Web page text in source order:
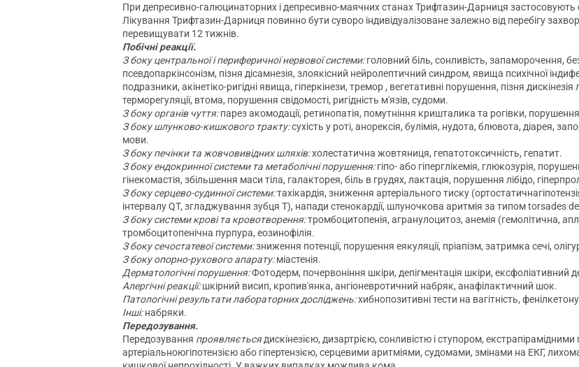
При депресивно-галюцинаторних і депресивно-маячних станах Трифтазин-Дарниця застосовують
Лікування Трифтазин-Дарниця повинно бути суворо індивідуалізоване залежно від перебігу
перевищувати 12 тижнів.
Побічні реакції.
З боку центральної і периферичної нервової системи:головний біль, сонливість, запаморочення,
псевдопаркінсонізм, пізня дісамнезія, злоякісний нейролептичний синдром, явища психічної
подразники, акінетіко-ригідні явища, гіперкінези, тремор , вегетативні порушення, пізня
терморегуляції, втома, порушення свідомості, ригідність м'язів, судоми.
З боку органів чуття:парез акомодації, ретинопатія, помутніння кришталика та рогівки,
З боку шлунково-кишкового тракту:сухість у роті, анорексія, булімія, нудота, блювота, діарея,
мови.
З боку печінки та жовчовивідних шляхів:холестатична жовтяниця, гепатотоксичність, гепатит.
З боку ендокринної системи та метаболічні порушення:гіпо- або гіперглікемія, глюкозурія,
гінекомастія, збільшення маси тіла, галакторея, біль в грудях, лактація, порушення лібідо,
З боку серцево-судинної системи:тахікардія, зниження артеріального тиску
інтервалу QT, згладжування зубця Т), напади стенокардії, шлуночкова аритмія за типом torsades
З боку системи крові та кровотворення:тромбоцитопенія, агранулоцитоз, анемія (гемолітична,
тромбоцитопенічна пурпура, еозинофілія.
З боку сечостатевої системи:зниження потенції, порушення еякуляції, пріапізм, затримка сечі,
З боку опорно-рухового апарату:міастенія.
Дерматологічні порушення:Фотодерм, почервоніння шкіри, депігментація шкіри, ексфоліативний
Алергічні реакції:шкірний висип, кропив'янка, ангіоневротичний набряк, анафілактичний шок.
Патологічні результати лабораторних досліджень:хибнопозитивні тести на вагітність,
Інші:набряки.
Передозування.
Передозування проявляєтьсядискінезією, дизартрією, сонливістю і ступором,
артеріальноюгіпотензією або гіпертензією, серцевими аритміями, судомами, змінами на ЕКГ,